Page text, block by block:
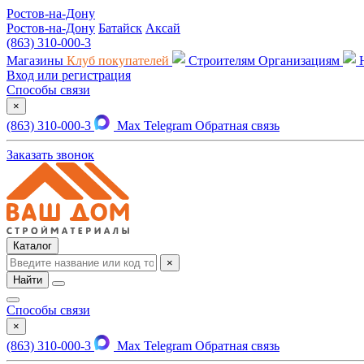
Ростов-на-Дону
Ростов-на-Дону Батайск Аксай
(863) 310-000-3
Магазины Клуб покупателей Строителям Организациям
Вход или регистрация
Способы связи
×
(863) 310-000-3 Max Telegram Обратная связь
Заказать звонок
Каталог
×
Найти
Способы связи
×
(863) 310-000-3 Max Telegram Обратная связь